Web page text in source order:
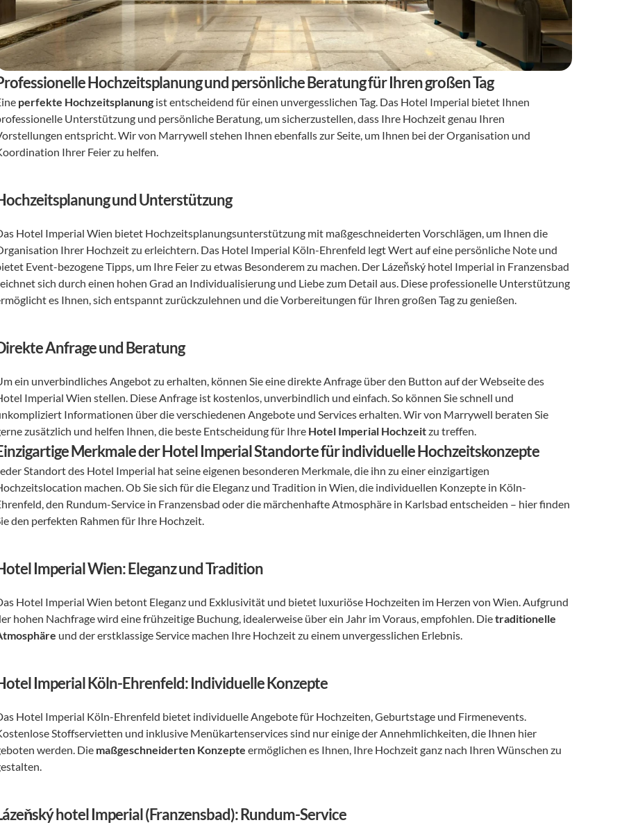
Hochzeitsplanung und persönliche Beratung für Ihren großen Tag
perfekte Hochzeitsplanung ist entscheidend für einen unvergesslichen Tag. Das Hotel Imperial bietet Ihnen
Unterstützung und persönliche Beratung, um sicherzustellen, dass Ihre Hochzeit genau Ihren
entspricht. Wir von Marrywell stehen Ihnen ebenfalls zur Seite, um Ihnen bei der Organisation und
Ihrer Feier zu helfen.
und Unterstützung
Hotel Imperial Wien bietet Hochzeitsplanungsunterstützung mit maßgeschneiderten Vorschlägen, um Ihnen die
Ihrer Hochzeit zu erleichtern. Das Hotel Imperial Köln-Ehrenfeld legt Wert auf eine persönliche Note und
Event-bezogene Tipps, um Ihre Feier zu etwas Besonderem zu machen. Der Lázeňský hotel Imperial in Franzensbad
sich durch einen hohen Grad an Individualisierung und Liebe zum Detail aus. Diese professionelle Unterstützung
es Ihnen, sich entspannt zurückzulehnen und die Vorbereitungen für Ihren großen Tag zu genießen.
Anfrage und Beratung
ein unverbindliches Angebot zu erhalten, können Sie eine direkte Anfrage über den Button auf der Webseite des
Imperial Wien stellen. Diese Anfrage ist kostenlos, unverbindlich und einfach. So können Sie schnell und
Informationen über die verschiedenen Angebote und Services erhalten. Wir von Marrywell beraten Sie
zusätzlich und helfen Ihnen, die beste Entscheidung für Ihre Hotel Imperial Hochzeit zu treffen.
Merkmale der Hotel Imperial Standorte für individuelle Hochzeitskonzepte
Standort des Hotel Imperial hat seine eigenen besonderen Merkmale, die ihn zu einer einzigartigen
machen. Ob Sie sich für die Eleganz und Tradition in Wien, die individuellen Konzepte in Köln-
den Rundum-Service in Franzensbad oder die märchenhafte Atmosphäre in Karlsbad entscheiden – hier finden
den perfekten Rahmen für Ihre Hochzeit.
Imperial Wien: Eleganz und Tradition
Hotel Imperial Wien betont Eleganz und Exklusivität und bietet luxuriöse Hochzeiten im Herzen von Wien. Aufgrund
hohen Nachfrage wird eine frühzeitige Buchung, idealerweise über ein Jahr im Voraus, empfohlen. Die traditionelle
und der erstklassige Service machen Ihre Hochzeit zu einem unvergesslichen Erlebnis.
Imperial Köln-Ehrenfeld: Individuelle Konzepte
Hotel Imperial Köln-Ehrenfeld bietet individuelle Angebote für Hochzeiten, Geburtstage und Firmenevents.
Stoffservietten und inklusive Menükartenservices sind nur einige der Annehmlichkeiten, die Ihnen hier
werden. Die maßgeschneiderten Konzepte ermöglichen es Ihnen, Ihre Hochzeit ganz nach Ihren Wünschen zu
hotel Imperial (Franzensbad): Rundum-Service